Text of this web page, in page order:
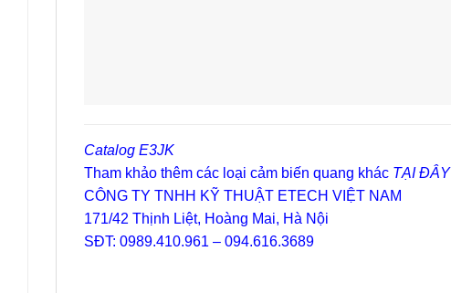
Catalog E3JK
Tham khảo thêm các loại cảm biến quang khác TẠI ĐÂY
CÔNG TY TNHH KỸ THUẬT ETECH VIỆT NAM
171/42 Thịnh Liệt, Hoàng Mai, Hà Nội
SĐT: 0989.410.961 – 094.616.3689